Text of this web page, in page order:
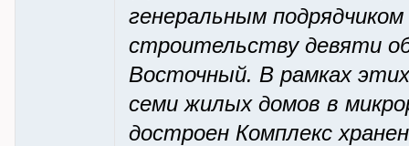
генеральным
строительству девяти
Восточный. В рамках
семи жилых домов в
достроен Комплекс